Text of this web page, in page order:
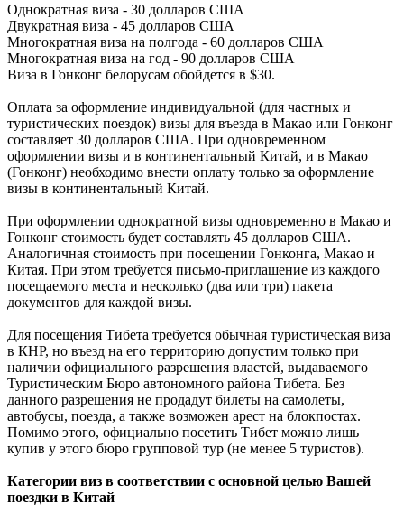
Однократная виза - 30 долларов США
Двукратная виза - 45 долларов США
Многократная виза на полгода - 60 долларов США
Многократная виза на год - 90 долларов США
Виза в Гонконг белорусам обойдется в $30.
Оплата за оформление индивидуальной (для частных и
туристических поездок) визы для въезда в Макао или Гонконг
составляет 30 долларов США. При одновременном
оформлении визы и в континентальный Китай, и в Макао
(Гонконг) необходимо внести оплату только за оформление
визы в континентальный Китай.
При оформлении однократной визы одновременно в Макао и
Гонконг стоимость будет составлять 45 долларов США.
Аналогичная стоимость при посещении Гонконга, Макао и
Китая. При этом требуется письмо-приглашение из каждого
посещаемого места и несколько (два или три) пакета
документов для каждой визы.
Для посещения Тибета требуется обычная туристическая виза
в КНР, но въезд на его территорию допустим только при
наличии официального разрешения властей, выдаваемого
Туристическим Бюро автономного района Тибета. Без
данного разрешения не продадут билеты на самолеты,
автобусы, поезда, а также возможен арест на блокпостах.
Помимо этого, официально посетить Тибет можно лишь
купив у этого бюро групповой тур (не менее 5 туристов).
Категории виз в соответствии с основной целью Вашей
поездки в Китай